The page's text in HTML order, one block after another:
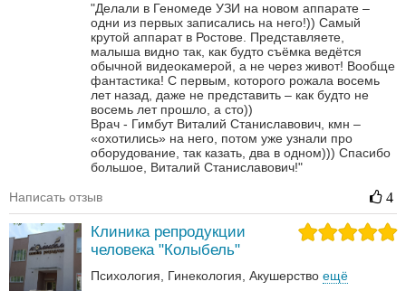
"Делали в Геномеде УЗИ на новом аппарате –
одни из первых записались на него!)) Самый
крутой аппарат в Ростове. Представляете,
малыша видно так, как будто съёмка ведётся
обычной видеокамерой, а не через живот! Вообще
фантастика! С первым, которого рожала восемь
лет назад, даже не представить – как будто не
восемь лет прошло, а сто))
Врач - Гимбут Виталий Станиславович, кмн –
«охотились» на него, потом уже узнали про
оборудование, так казать, два в одном))) Спасибо
большое, Виталий Станиславович!"
Написать отзыв 4
Клиника репродукции
человека "Колыбель"
Психология Гинекология Акушерство ещё